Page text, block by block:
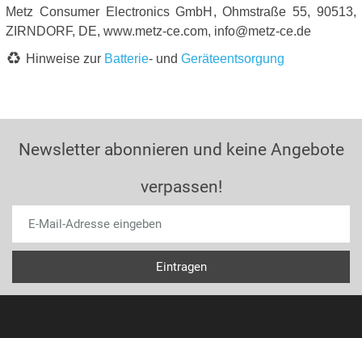
Metz Consumer Electronics GmbH, Ohmstraße 55, 90513,
ZIRNDORF, DE, www.metz-ce.com, info@metz-ce.de
Hinweise zur Batterie- und Geräteentsorgung
Newsletter abonnieren und keine Angebote
verpassen!